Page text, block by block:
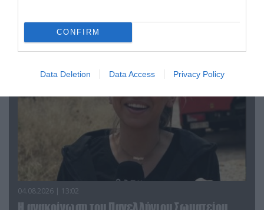
CONFIRM
Data Deletion Data Access Privacy Policy
υπουργό Ι.Βαρβιτσιώτη (φωτο)
04.08.2026 | 13:02
Η ανακοίνωση του Πανελλήνιου Σωματείου